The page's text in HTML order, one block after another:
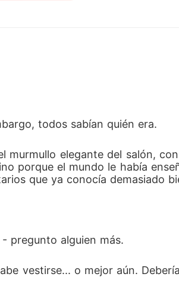
como parece ni tan ciega ni tan fácil
siempre fue ignorada aprende a
destruir a quien intentó usarla para
todos sabían quién era.
murmullo elegante del salón,
porque el mundo le había
que ya conocía demasiado
pregunto alguien más.
vestirse... o mejor aún.